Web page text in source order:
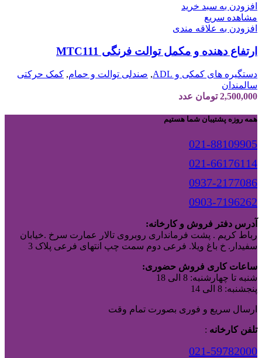
افزودن به سبد خرید
مشاهده سریع
افزودن به علاقه مندی
ارتفاع دهنده و مکمل توالت فرنگی MTC111
دستگیره های کمکی و ADL , صندلی توالت و حمام, کمک حرکتی
سالمندان
2,500,000 تومان عدد
همه روزه پشتیبان شما هستیم
021-88109905
021-66176114
0937-2177086
0903-7196262
آدرس دفتر فروش و کارخانه:
رباط کریم . پشت فرمانداری روبروی تالار عمارت سرخ .خیابان
سفیدار. خ باغ ویلا. فرعی دوم سمت چپ انتهای فرعی پلاک 3
ساعات کاری فروش حضوری:
شنبه تا چهارشنبه: 8 الی 18
پنجشنبه: 8 الی 14
ارسال سریع و فوری بصورت تمام وقت
تلفن کارخانه :
021-59782000